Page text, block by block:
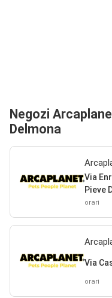
Negozi
Delmona
Via
Pieve
orari
Via
orari